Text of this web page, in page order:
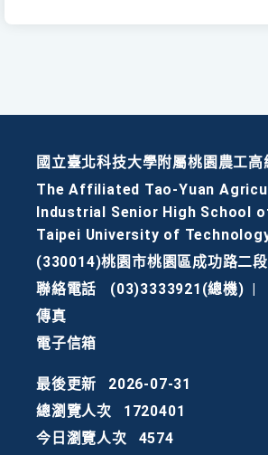
國立臺北科技大學附屬桃園農工高
The Affiliated Tao-Yuan
Industrial Senior High School
Taipei University of
(330014)桃園市桃園區成功路二
聯絡電話
(03)3333921(總機)
傳真
電子信箱
最後更新
2026-07-31
總瀏覽人次
1720401
今日瀏覽人次
4574